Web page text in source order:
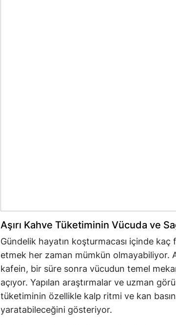
Aşırı Kahve Tüketiminin Vücuda ve
Gündelik hayatın koşturmacası içinde
etmek her zaman mümkün olmayabiliyor.
kafein, bir süre sonra vücudun temel
açıyor. Yapılan araştırmalar ve uzman
tüketiminin özellikle kalp ritmi ve kan
yaratabileceğini gösteriyor.